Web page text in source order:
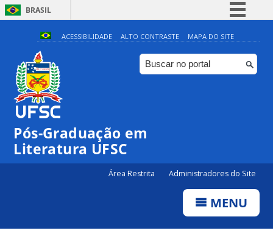
BRASIL
Simplifique!
Comunica BR
Participe
ACESSIBILIDADE ALTO CONTRASTE MAPA DO SITE
Pós-Graduação em
Literatura UFSC
Área Restrita Administradores do Site
MENU